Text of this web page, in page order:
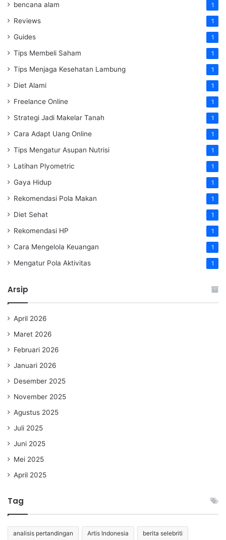
bencana alam 1
Reviews 1
Guides 1
Tips Membeli Saham 1
Tips Menjaga Kesehatan Lambung 1
Diet Alami 1
Freelance Online 1
Strategi Jadi Makelar Tanah 1
Cara Adapt Uang Online 1
Tips Mengatur Asupan Nutrisi 1
Latihan Plyometric 1
Gaya Hidup 1
Rekomendasi Pola Makan 1
Diet Sehat 1
Rekomendasi HP 1
Cara Mengelola Keuangan 1
Mengatur Pola Aktivitas 1
Arsip
April 2026
Maret 2026
Februari 2026
Januari 2026
Desember 2025
November 2025
Agustus 2025
Juli 2025
Juni 2025
Mei 2025
April 2025
Tag
analisis pertandingan Artis Indonesia berita selebriti